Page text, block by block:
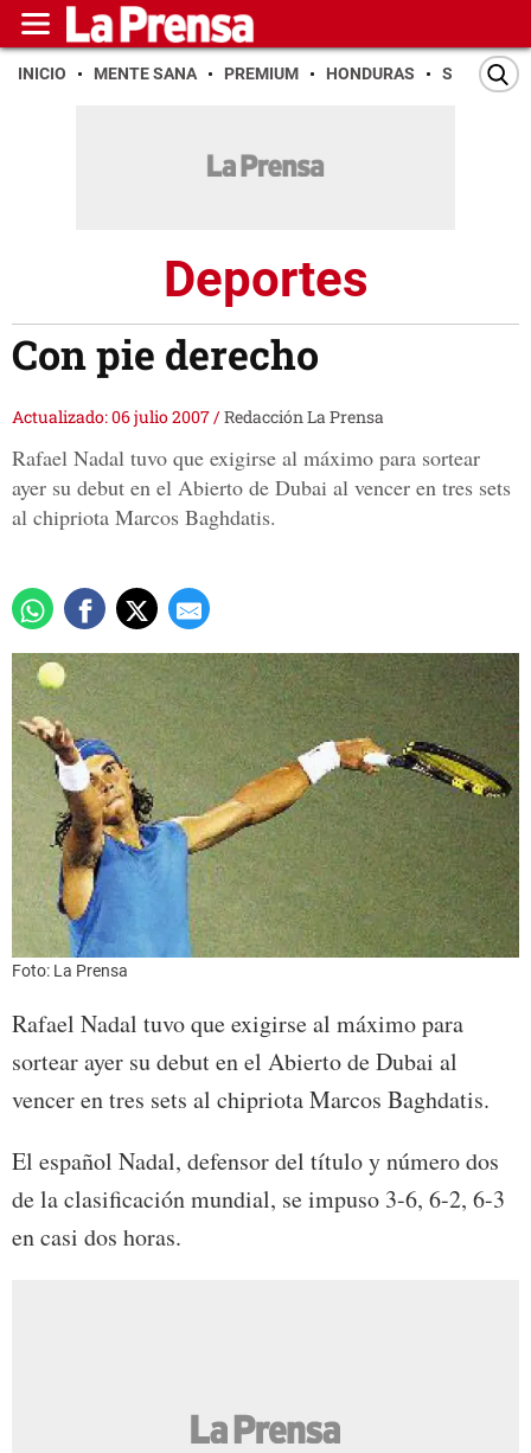
INICIO MENTE SANA PREMIUM HONDURAS SAN PEDRO
Deportes
Con pie derecho
Actualizado: 06 julio 2007/Redacción La Prensa
Rafael Nadal tuvo que exigirse al máximo para sortear
ayer su debut en el Abierto de Dubai al vencer en tres sets
al chipriota Marcos Baghdatis.
Foto: La Prensa
Rafael Nadal tuvo que exigirse al máximo para
sortear ayer su debut en el Abierto de Dubai al
vencer en tres sets al chipriota Marcos Baghdatis.
El español Nadal, defensor del título y número dos
de la clasificación mundial, se impuso 3-6, 6-2, 6-3
en casi dos horas.